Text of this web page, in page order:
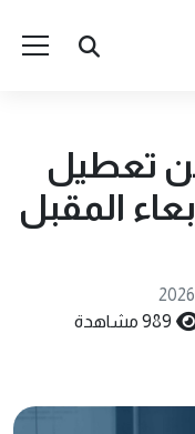
تعطيل
المقبل
989 مشاهدة